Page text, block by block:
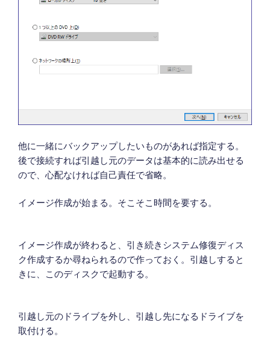
他に一緒にバックアップしたいものがあれば指定する。
後で接続すれば引越し元のデータは基本的に読み出せる
ので、心配なければ自己責任で省略。
イメージ作成が始まる。そこそこ時間を要する。
イメージ作成が終わると、引き続きシステム修復ディス
ク作成するか尋ねられるので作っておく。引越しすると
きに、このディスクで起動する。
引越し元のドライブを外し、引越し先になるドライブを
取付ける。